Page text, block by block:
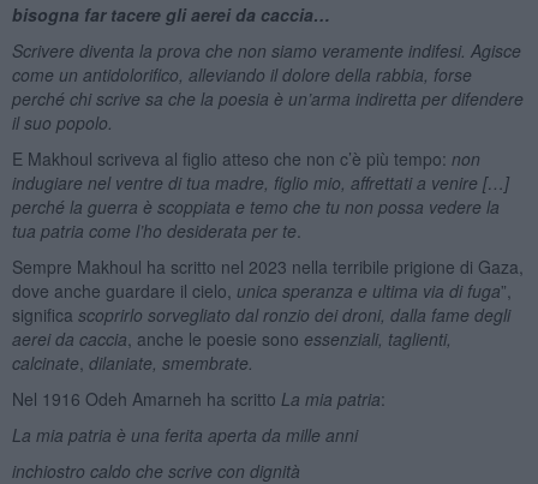
bisogna far tacere gli aerei da caccia…
Scrivere diventa la prova che non siamo veramente indifesi. Agisce
come un antidolorifico, alleviando il dolore della rabbia, forse
perché chi scrive sa che la poesia è un’arma indiretta per difendere
il suo popolo.
E Makhoul scriveva al figlio atteso che non c’è più tempo: non
indugiare nel ventre di tua madre, figlio mio, affrettati a venire […]
perché la guerra è scoppiata e temo che tu non possa vedere la
tua patria come l’ho desiderata per te
Sempre Makhoul ha scritto nel 2023 nella terribile prigione di Gaza,
dove anche guardare il cielo, unica speranza e ultima via di fuga”,
significa scoprirlo sorvegliato dal ronzio dei droni, dalla fame degli
aerei da caccia , anche le poesie sono essenziali, taglienti,
calcinate dilaniate, smembrate.
Nel 1916 Odeh Amarneh ha scritto La mia patria:
La mia patria è una ferita aperta da mille anni
inchiostro caldo che scrive con dignità